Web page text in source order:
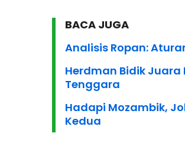
BACA JUGA
Analisis Ropan:
Herdman Bidik Juara
Tenggara
Hadapi Mozambik,
Kedua